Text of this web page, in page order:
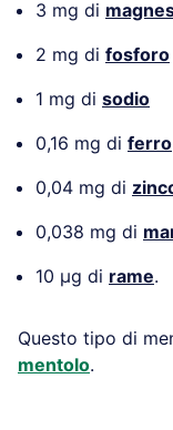
3 mg di
2 mg di fosforo
1 mg di sodio
0,16 mg di ferro
0,04 mg di
0,038 mg di
10 µg di rame.
Questo tipo di
mentolo.